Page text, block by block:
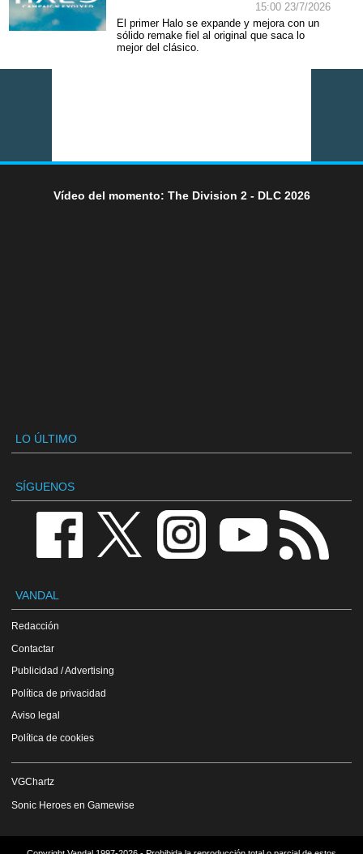
15:00 23/7/2026
El primer Halo se expande y mejora con un
sólido remake fiel al original que saca lo
mejor del clásico.
Vídeo del momento: The Division 2 - DLC 2026
LO ÚLTIMO
SÍGUENOS
VANDAL
Redacción
Contactar
Publicidad / Advertising
Política de privacidad
Aviso legal
Política de cookies
VGChartz
Sonic Heroes en Gamewise